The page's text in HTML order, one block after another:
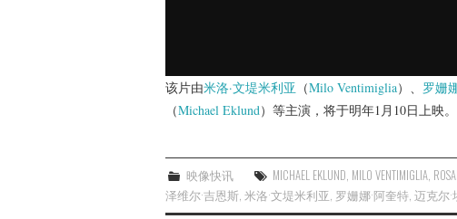
该片由米洛·文堤米利亚 （Milo Ventimiglia）、 罗姗
（Michael Eklund）等主演，将于明年1月10日上映。
映像快讯 MICHAEL EKLUND, MILO VENTIMIGLIA,
泽维尔·吉恩斯, 米洛·文堤米利亚, 罗姗娜·阿奎特, 迈克尔